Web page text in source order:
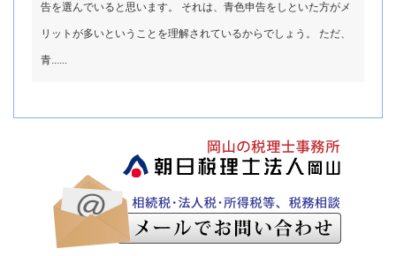
告を選んでいると思います。 それは、青色申告をしといた方がメ
リットが多いということを理解されているからでしょう。 ただ、
青......